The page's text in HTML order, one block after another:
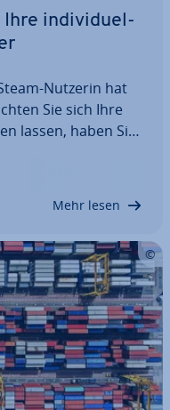
Ihre in­di­vi­du­el­
Nutzerin hat
Sie sich Ihre
lassen, haben Sie
was es mit der
Mehr lesen